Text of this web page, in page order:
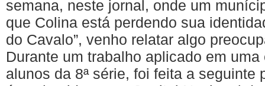
semana, neste jornal, onde um
que Colina está perdendo sua
do Cavalo”, venho relatar algo
Durante um trabalho aplicado em uma
alunos da 8ª série, foi feita a seguinte